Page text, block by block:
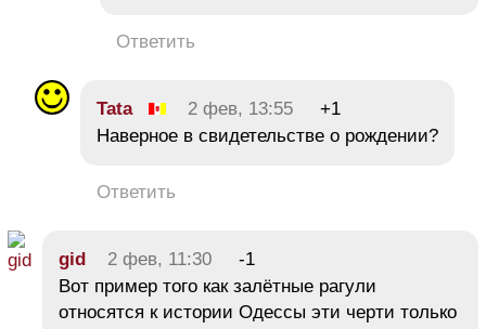
Ответить
Tata 2 фев, 13:55
+1
Наверное в свидетельстве о рождении?
Ответить
gid 2 фев, 11:30
-1
Вот пример того как залётные рагули
относятся к истории Одессы эти черти только